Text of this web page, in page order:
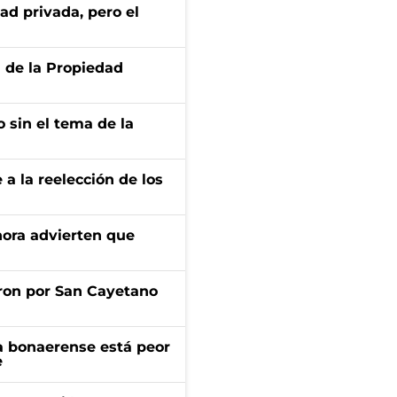
privada, pero el
la Propiedad
sin el tema de la
la reelección de los
advierten que
por San Cayetano
está peor